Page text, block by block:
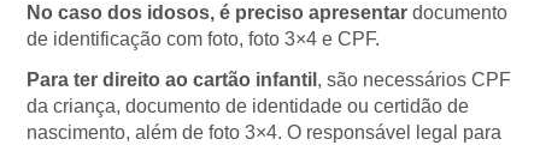
No caso dos idosos, é preciso apresentar documento
de identificação com foto, foto 3×4 e CPF.
Para ter direito ao cartão infantil , são necessários CPF
da criança, documento de identidade ou certidão de
nascimento, além de foto 3×4. O responsável legal para